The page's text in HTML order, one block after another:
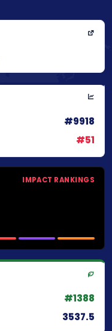
#9918
#51
IMPACT RANKINGS
#1388
3537.5